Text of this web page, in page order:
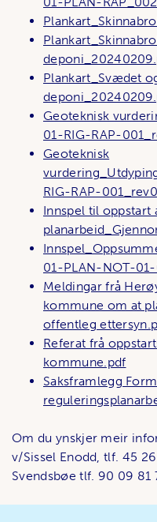
Plankart_Svædet
Geoteknisk
01-RIG-RAP-
Geoteknisk
RIG-RAP-
Innspel til oppstart
01-PLAN-NOT-
Meldingar frå
kommune om at
offentleg
Referat frå
kommune.pdf
Saksframlegg
Om du ynskjer meir
v/Sissel Enodd, tlf. 45
Svendsbøe tlf. 90 09 81